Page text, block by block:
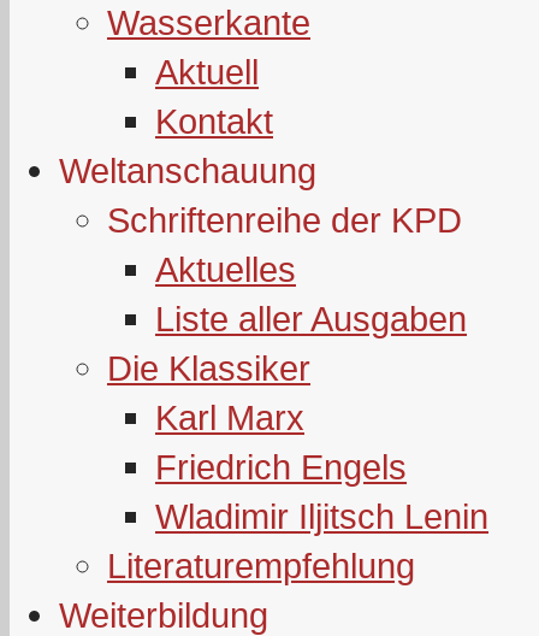
Wasserkante
Aktuell
Kontakt
Weltanschauung
Schriftenreihe der KPD
Aktuelles
Liste aller Ausgaben
Die Klassiker
Karl Marx
Friedrich Engels
Wladimir Iljitsch Lenin
Literaturempfehlung
Weiterbildung